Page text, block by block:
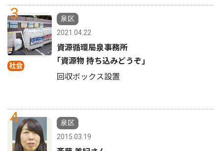
3
社会
泉区
2021.04.22
資源循環局泉事務所
｢資源物 持ち込みどうぞ｣
回収ボックス設置
4
泉区
2015.03.19